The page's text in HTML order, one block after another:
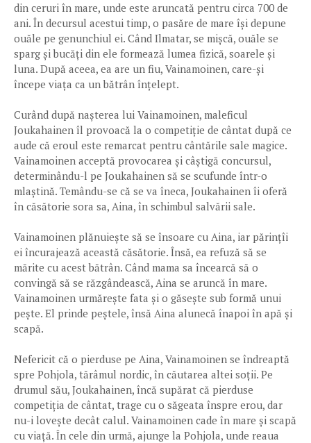
din ceruri în mare, unde este aruncată pentru circa 700 de
ani. În decursul acestui timp, o pasăre de mare își depune
ouăle pe genunchiul ei. Când Ilmatar, se mișcă, ouăle se
sparg și bucăți din ele formează lumea fizică, soarele și
luna. După aceea, ea are un fiu, Vainamoinen, care-și
începe viața ca un bătrân înțelept.
Curând după nașterea lui Vainamoinen, maleficul
Joukahainen îl provoacă la o competiție de cântat după ce
aude că eroul este remarcat pentru cântările sale magice.
Vainamoinen acceptă provocarea și câștigă concursul,
determinându-l pe Joukahainen să se scufunde într-o
mlaștină. Temându-se că se va îneca, Joukahainen îi oferă
în căsătorie sora sa, Aina, în schimbul salvării sale.
Vainamoinen plănuiește să se însoare cu Aina, iar părințîi
ei încurajează această căsătorie. Însă, ea refuză să se
mărite cu acest bătrân. Când mama sa încearcă să o
convingă să se răzgândească, Aina se aruncă în mare.
Vainamoinen urmărește fata și o găsește sub formă unui
pește. El prinde peștele, însă Aina alunecă înapoi în apă și
scapă.
Nefericit că o pierduse pe Aina, Vainamoinen se îndreaptă
spre Pohjola, tărâmul nordic, în căutarea altei soții. Pe
drumul său, Joukahainen, încă supărat că pierduse
competiția de cântat, trage cu o săgeata înspre erou, dar
nu-i lovește decât calul. Vainamoinen cade în mare și scapă
cu viață. În cele din urmă, ajunge la Pohjola, unde reaua